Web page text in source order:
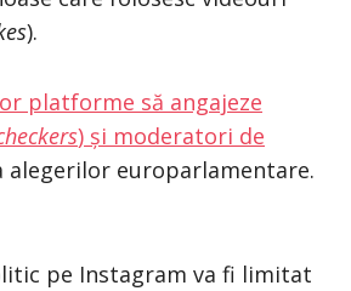
).
platforme să angajeze
) și moderatori de
alegerilor europarlamentare.
pe Instagram va fi limitat